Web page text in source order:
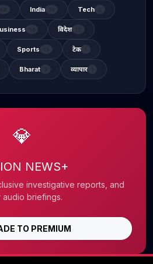
India Tech
विदेश
Sports टेक
Bharat व्यापार
💎
NEWS+
investigative reports, and
audio briefings.
TO PREMIUM